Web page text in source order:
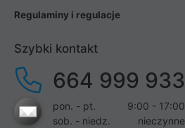
Regulaminy i regulacje
Szybki kontakt
664 999 933
pon. - pt.
9:00 - 17:00
sob. - niedz.
nieczynne